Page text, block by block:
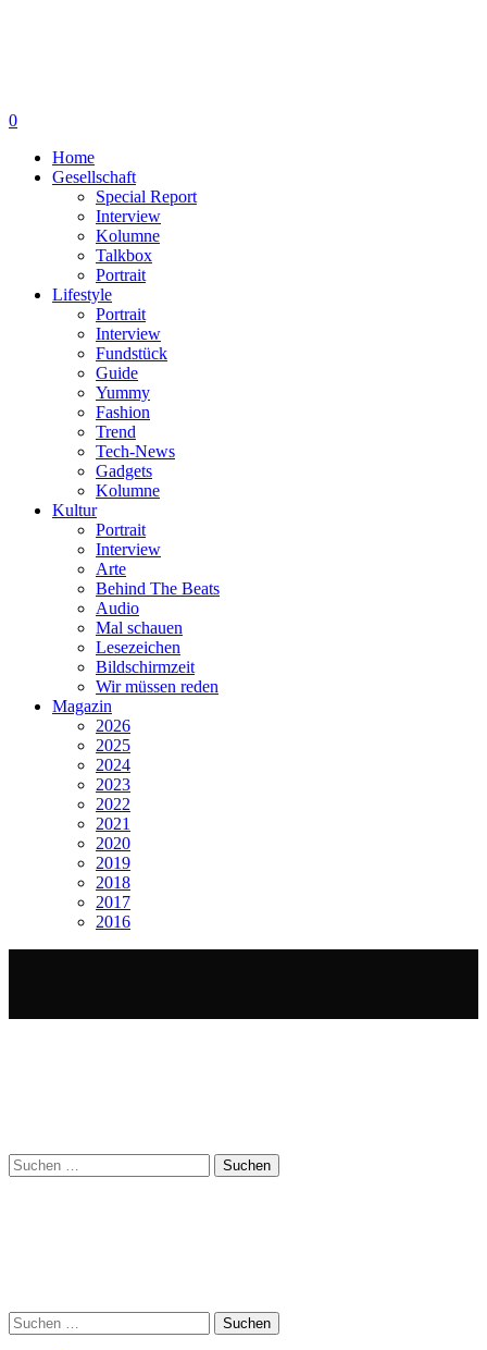
0
Home
Gesellschaft
Special Report
Interview
Kolumne
Talkbox
Portrait
Lifestyle
Portrait
Interview
Fundstück
Guide
Yummy
Fashion
Trend
Tech-News
Gadgets
Kolumne
Kultur
Portrait
Interview
Arte
Behind The Beats
Audio
Mal schauen
Lesezeichen
Bildschirmzeit
Wir müssen reden
Magazin
2026
2025
2024
2023
2022
2021
2020
2019
2018
2017
2016
Suchen
nach:
Suchen
nach: